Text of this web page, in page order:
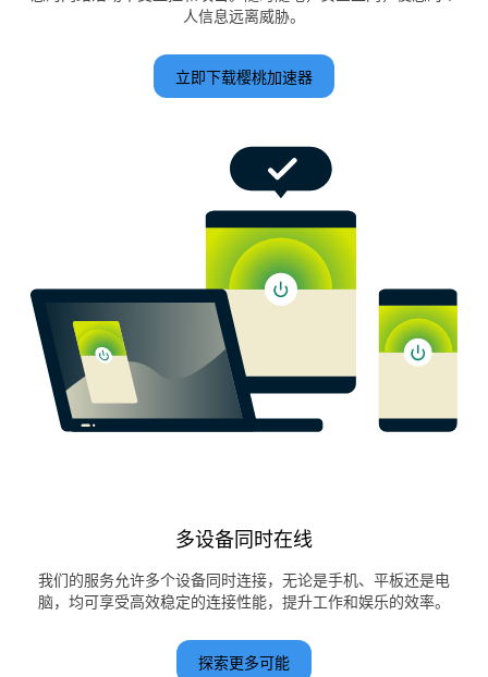
人信息远离威胁。
立即下载樱桃加速器
多设备同时在线
我们的服务允许多个设备同时连接，无论是手机、平板还是电
脑，均可享受高效稳定的连接性能，提升工作和娱乐的效率。
探索更多可能